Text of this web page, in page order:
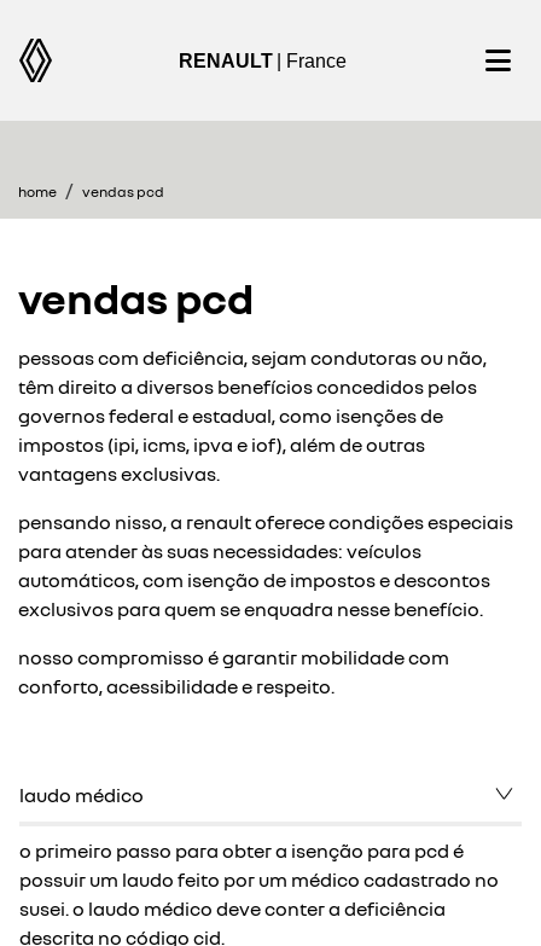
RENAULT | France
home vendas pcd
vendas pcd
pessoas com deficiência, sejam condutoras ou não,
têm direito a diversos benefícios concedidos pelos
governos federal e estadual, como isenções de
impostos (ipi, icms, ipva e iof), além de outras
vantagens exclusivas.
pensando nisso, a renault oferece condições especiais
para atender às suas necessidades: veículos
automáticos, com isenção de impostos e descontos
exclusivos para quem se enquadra nesse benefício.
nosso compromisso é garantir mobilidade com
conforto, acessibilidade e respeito.
laudo médico
o primeiro passo para obter a isenção para pcd é
possuir um laudo feito por um médico cadastrado no
susei. o laudo médico deve conter a deficiência
descrita no código cid.